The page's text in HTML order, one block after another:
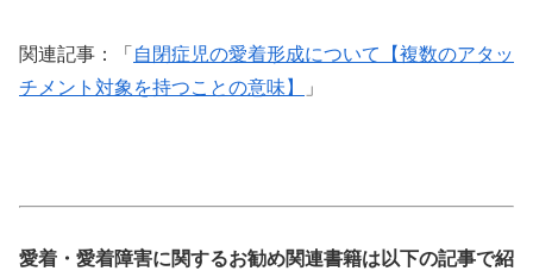
関連記事：「 自閉症児の愛着形成について【複数のアタッ
チメント対象を持つことの意味】
」
愛着・愛着障害に関するお勧め関連書籍は以下の記事で紹